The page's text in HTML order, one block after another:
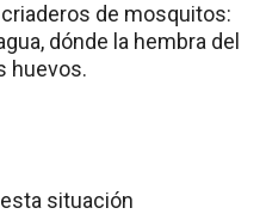
de mosquitos:
dónde la hembra del
huevos.
situación